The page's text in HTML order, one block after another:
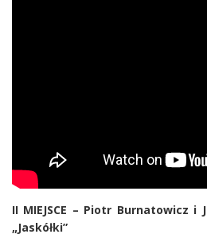
II MIEJSCE – Piotr Burnatowicz
„Jaskółki”